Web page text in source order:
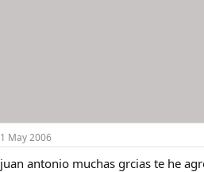
1 May 2006
juan antonio muchas grcias te he